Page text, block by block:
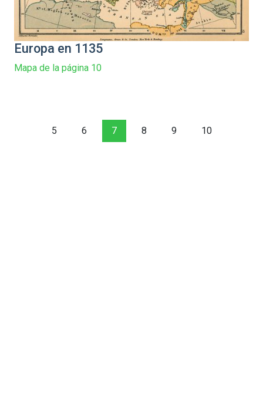
Europa en 1135
Mapa de la página 10
5 6 7 8 9 10